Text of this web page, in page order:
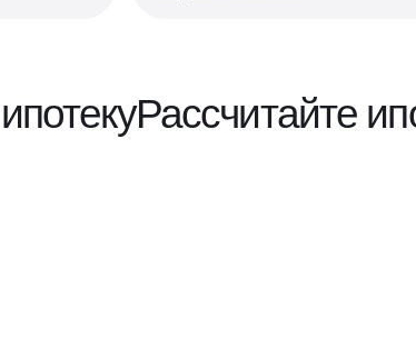
Рассчитайте